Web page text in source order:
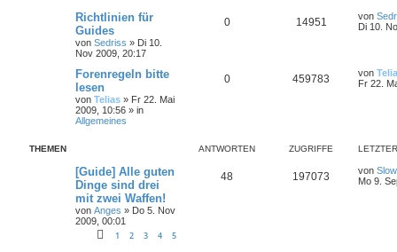
Richtlinien für
Guides
von Sedriss » Di 10.
Nov 2009, 20:17
0 14951 von
Di 10.
Forenregeln bitte
lesen
von Telias » Fr 22. Mai
2009, 10:56 » in
Allgemeines
0 459783 von
Fr 22.
THEMEN ANTWORTEN ZUGRIFFE
[Guide] Alle guten
Dinge sind drei
mit zwei Waffen!
von Anges » Do 5. Nov
2009, 00:01
1 2 3 4 5
48 197073 von
Mo 9.